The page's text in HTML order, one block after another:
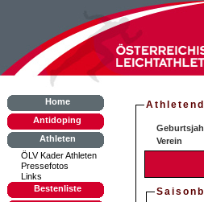
Home
Antidoping
Athleten
ÖLV Kader Athleten
Pressefotos
Links
Bestenliste
Verein